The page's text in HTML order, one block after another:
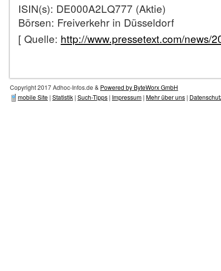
ISIN(s): DE000A2LQ777 (Aktie)
Börsen: Freiverkehr in Düsseldorf
[ Quelle: http://www.pressetext.com/news/
Copyright 2017 Adhoc-Infos.de & Powered by ByteWorx GmbH
mobile Site | Statistik | Such-Tipps | Impressum | Mehr über uns |